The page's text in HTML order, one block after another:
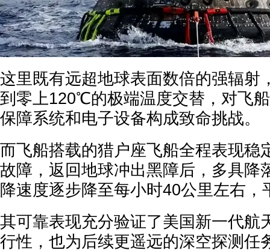
这里既有远超地球表面数倍的强辐
到零上120℃的极端温度交替，对飞
保障系统和电子设备构成致命挑战。
而飞船搭载的猎户座飞船全程表现稳
故障，返回地球冲出黑障后，多具降
降速度逐步降至每小时40公里左右，
其可靠表现充分验证了美国新一代航
行性，也为后续更遥远的深空探测任